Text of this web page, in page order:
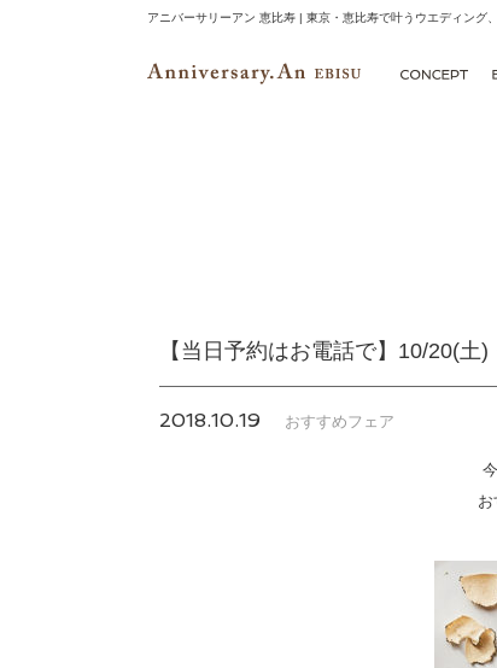
アニバーサリーアン 恵比寿 | 東京・恵比寿で叶うウエディング
【当日予約はお電話で】10/20(
2018.10.19 おすすめフェア